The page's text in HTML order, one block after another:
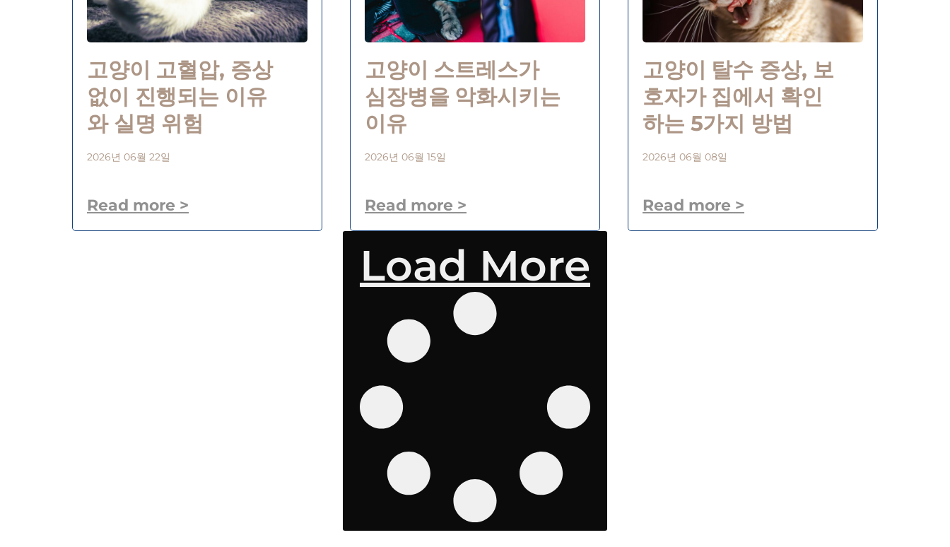
고양이 고혈압, 증상
없이 진행되는 이유
와 실명 위험
2026년 06월 22일
Read more >
고양이 스트레스가
심장병을 악화시키는
이유
2026년 06월 15일
Read more >
고양이 탈수 증상, 보
호자가 집에서 확인
하는 5가지 방법
2026년 06월 08일
Read more >
Load More